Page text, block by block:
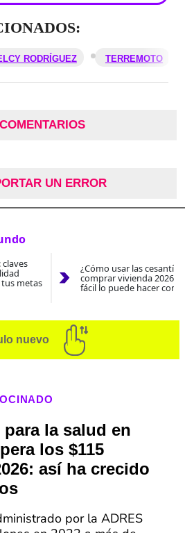
RODRÍGUEZ TERREMOTO
COMENTARIOS
UN ERROR
metas
¿Cómo usar las
comprar vivienda 2026?
fácil lo puede hacer con
nuevo
la salud en
los $115
así ha crecido
por la ADRES